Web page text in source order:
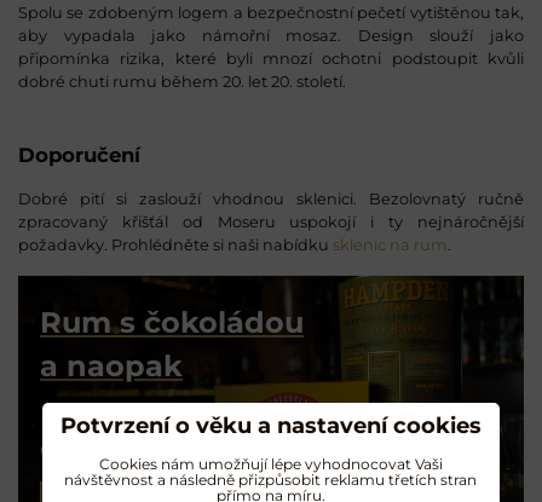
Spolu se zdobeným logem a bezpečnostní pečetí vytištěnou tak,
aby vypadala jako námořní mosaz. Design slouží jako
připomínka rizika, které byli mnozí ochotni podstoupit kvůli
dobré chuti rumu během 20. let 20. století.
Doporučení
Dobré pití si zaslouží vhodnou sklenici. Bezolovnatý ručně
zpracovaný křišťál od Moseru uspokojí i ty nejnáročnější
požadavky. Prohlédněte si naši nabídku sklenic na rum
Rum s čokoládou
a naopak
Degustační tipy
od Radka z RumMe
Potvrzení o věku a nastavení cookies
Cookies nám umožňují lépe vyhodnocovat Vaši
návštěvnost a následně přizpůsobit reklamu třetích stran
přímo na míru.